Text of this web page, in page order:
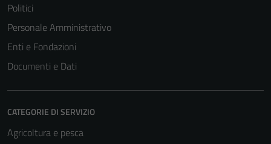
Politici
Personale Amministrativo
Enti e Fondazioni
Documenti e Dati
CATEGORIE DI SERVIZIO
Agricoltura e pesca